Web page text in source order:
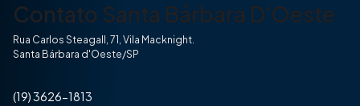
Contato Santa Bárbara D'Oeste
Rua Carlos Steagall, 71, Vila Macknight.
Santa Bárbara d'Oeste/SP
(19) 3626-1813